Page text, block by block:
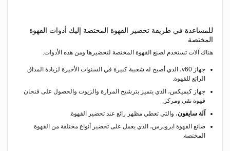
للمساعدة في طريقة تحضير القهوة المختصة إليك أدوات القهوة
المختصة
هناك آلات تستخدم لصنع القهوة المختصة لتحضيرها ومن هذه الأدوات.
جهاز v60، الذي أصبح له شعبية كبيرة في السنوات الأخيرة لزيادة المذاق
الرائع للقهوة.
جهاز كيميكس، الذي يتميز بترشيح المرارة والزيوت والحصول على فنجان
قهوة نقي ومركز.
آلة سايفون، والتي تعطي مظهر رائع عند تحضير القهوة.
صانع القهوة ايروبرس، الذي يعمل على تحضير أنواع مختلفة من القهوة
المختصة.